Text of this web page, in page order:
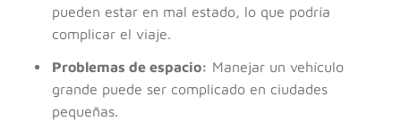
pueden estar en mal estado, lo que podría
complicar el viaje.
Problemas de espacio: Manejar un vehículo
grande puede ser complicado en ciudades
pequeñas.